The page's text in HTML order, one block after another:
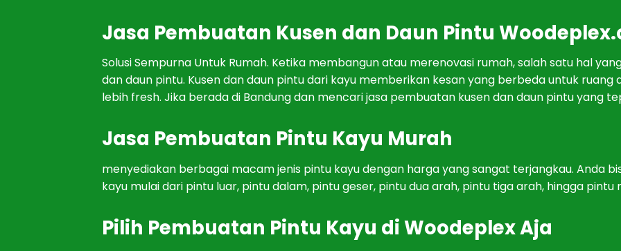
Jasa Pembuatan Kusen dan Daun Pintu
SolusiSempurna Untuk Rumah. Ketika membangunatau merenovasi rumah,salahsatu haly
dandaun pintu. Kusendandaun pintudari kayu memberikan kesanyang berbedauntuk ruang
lebih fresh. Jika beradadi Bandungdan mencarijasa pembuatan kusendandaun pintuyang t
Jasa Pembuatan Pintu Kayu Murah
menyediakan berbagai macamjenis pintu kayudengan hargayangsangat terjangkau. Anda b
kayu mulaidari pintu luar, pintudalam, pintugeser, pintuduaarah, pintu tigaarah, hingga pintu
Pilih Pembuatan Pintu Kayu di Woodeplex Aja